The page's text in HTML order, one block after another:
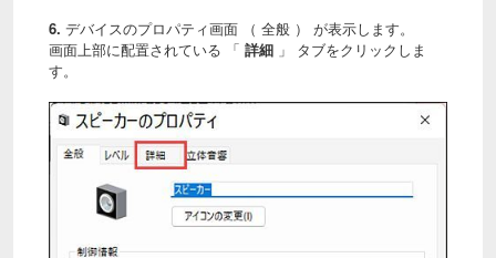
6. デバイスのプロパティ画面 （ 全般 ） が表示します。
画面上部に配置されている 「 詳細 」 タブをクリックしま
す。